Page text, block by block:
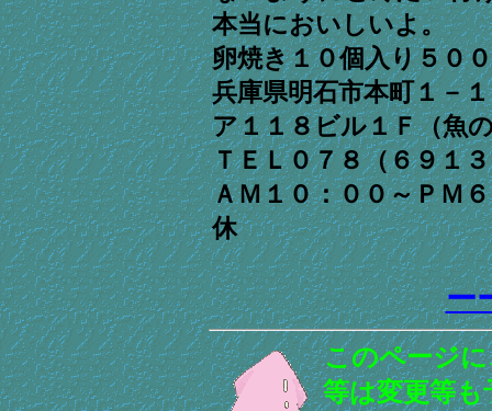
本当においしいよ。
卵焼き１０個入り５０
兵庫県明石市本町１－
ア１１８ビル１Ｆ（魚
ＴＥＬ０７８（６９１
ＡＭ１０：００～ＰＭ
休
ー
このページ
等は変更等